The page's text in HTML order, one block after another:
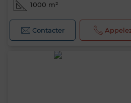
1000 m²
Contacter